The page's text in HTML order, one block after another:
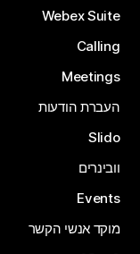
Webex Suite
Calling
Meetings
העברת הודעות
Slido
וובינרים
Events
מוקד אנשי הקשר